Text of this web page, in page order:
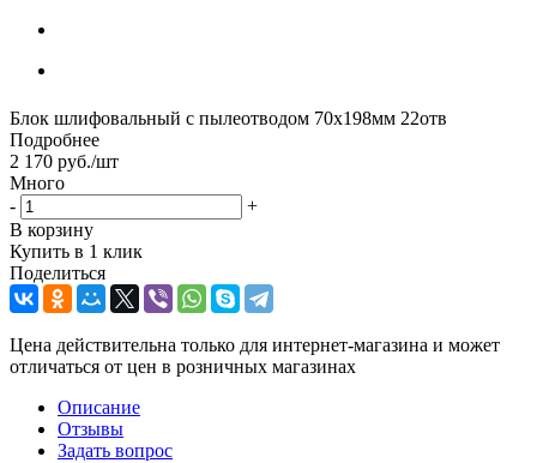
Блок шлифовальный с пылеотводом 70х198мм 22отв
Подробнее
2 170 руб./шт
Много
-
+
В корзину
Купить в 1 клик
Поделиться
Цена действительна только для интернет-магазина и может
отличаться от цен в розничных магазинах
Описание
Отзывы
Задать вопрос